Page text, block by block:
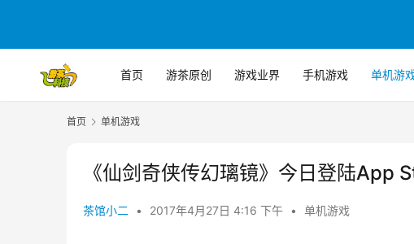
首页 游茶原创 游戏业界 手机游戏 单机游
首页 单机游戏
《仙剑奇侠传幻璃镜》今日登陆App
茶馆小二 • 2017年4月27日 4:16 下午 • 单机游戏